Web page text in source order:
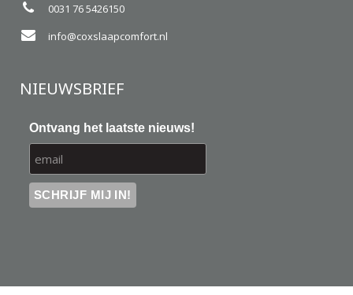
0031 76 5426150
info@coxslaapcomfort.nl
NIEUWSBRIEF
Ontvang het laatste nieuws!